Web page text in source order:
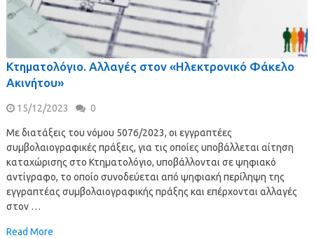
Κτηματολόγιο. Αλλαγές στον «Ηλεκτρονικό Φάκελο
Ακινήτου»
15/12/2023 0
Με διατάξεις του νόμου 5076/2023, οι εγγραπτέες
συμβολαιογραφικές πράξεις, για τις οποίες υποβάλλεται αίτηση
καταχώρισης στο Κτηματολόγιο, υποβάλλονται σε ψηφιακό
αντίγραφο, το οποίο συνοδεύεται από ψηφιακή περίληψη της
εγγραπτέας συμβολαιογραφικής πράξης και επέρχονται αλλαγές
στον …
Read More